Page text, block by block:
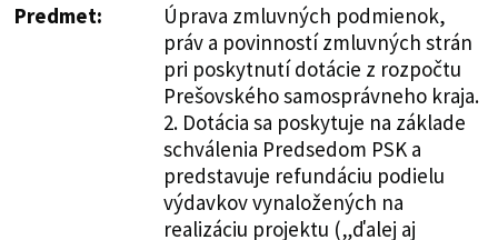
Predmet:
Úprava zmluvných podmienok,
práv a povinností zmluvných strán
pri poskytnutí dotácie z rozpočtu
Prešovského samosprávneho kraja.
2. Dotácia sa poskytuje na základe
schválenia Predsedom PSK a
predstavuje refundáciu podielu
výdavkov vynaložených na
realizáciu projektu („ďalej aj